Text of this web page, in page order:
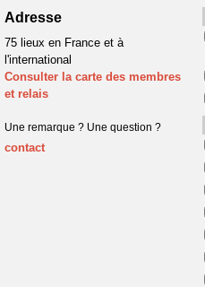
Adresse
75 lieux en France et à
l'international
Consulter la carte des membres
et relais
Une remarque ? Une question ?
contact